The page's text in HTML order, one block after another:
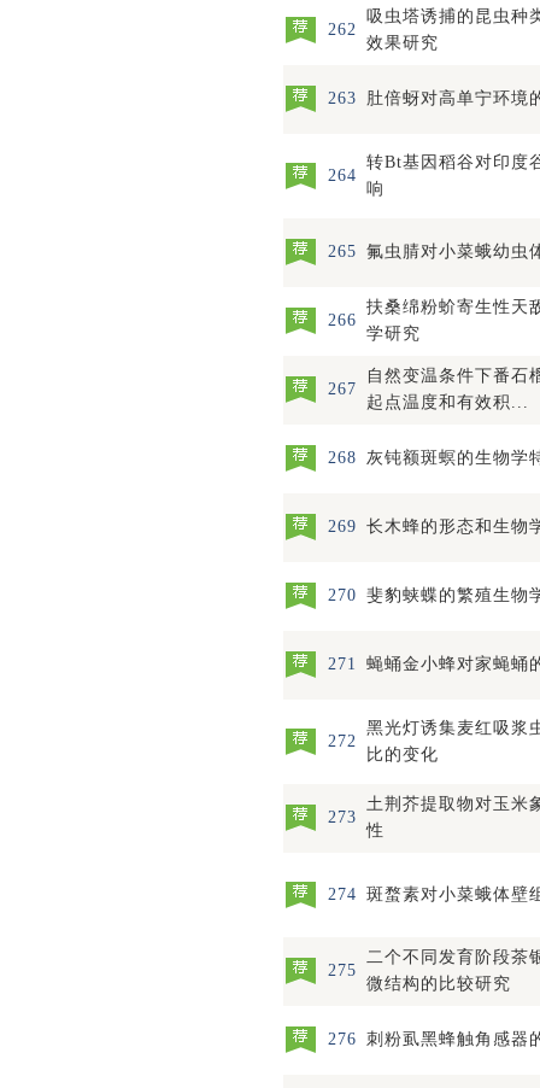
262
吸虫塔诱捕的昆虫种
效果研究
263 肚倍蚜对高单宁环境
264
转Bt基因稻谷对印度
响
265 氟虫腈对小菜蛾幼虫
266
扶桑绵粉蚧寄生性天
学研究
267
自然变温条件下番石
起点温度和有效积...
268 灰钝额斑螟的生物学
269 长木蜂的形态和生物
270 斐豹蛱蝶的繁殖生物
271 蝇蛹金小蜂对家蝇蛹
272
黑光灯诱集麦红吸浆
比的变化
273
土荆芥提取物对玉米
性
274 斑蝥素对小菜蛾体壁
275
二个不同发育阶段茶
微结构的比较研究
276 刺粉虱黑蜂触角感器